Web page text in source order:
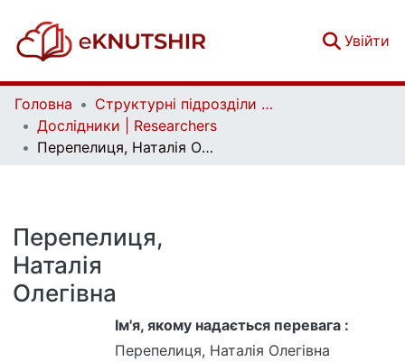
Увійти
Головна
Структурні підрозділи Київського національного університету імені Тараса Шевченка та Організації | Faculties, Institutes and Departments of Taras Shevchenko National University of Kyiv and Organizations
Дослідники | Researchers
Перепелиця, Наталія Олегівна
Перепелиця,
Наталія
Олегівна
Ім'я, якому надається перевага :
Перепелиця, Наталія Олегівна